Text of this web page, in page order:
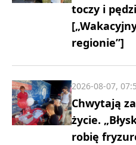
toczy i
regionie”]
Chwytają
życie.
robię
2026-08-07,